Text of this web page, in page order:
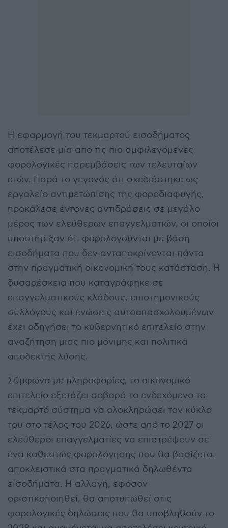
Η εφαρμογή του τεκμαρτού εισοδήματος
αποτέλεσε μία από τις πιο αμφιλεγόμενες
φορολογικές παρεμβάσεις των τελευταίων
ετών. Παρά το γεγονός ότι σχεδιάστηκε ως
εργαλείο αντιμετώπισης της φοροδιαφυγής,
προκάλεσε έντονες αντιδράσεις σε μεγάλο
μέρος των ελεύθερων επαγγελματιών, οι οποίοι
υποστήριξαν ότι φορολογούνται με βάση
εισοδήματα που δεν ανταποκρίνονται πάντα
στην πραγματική οικονομική τους κατάσταση. Η
δυσαρέσκεια που καταγράφηκε σε
επαγγελματικούς κλάδους, επιστημονικούς
συλλόγους και ενώσεις αυτοαπασχολουμένων
έχει οδηγήσει το κυβερνητικό επιτελείο στην
αναζήτηση μιας πιο μόνιμης και πολιτικά
αποδεκτής λύσης.
Σύμφωνα με πληροφορίες, το οικονομικό
επιτελείο εξετάζει σοβαρά το ενδεχόμενο το
τεκμαρτό σύστημα να ολοκληρώσει τον κύκλο
του στο τέλος του 2026, ώστε από το 2027 οι
ελεύθεροι επαγγελματίες να επιστρέψουν σε
ένα καθεστώς φορολόγησης που θα βασίζεται
αποκλειστικά στα πραγματικά δηλωθέντα
εισοδήματα. Η αλλαγή, εφόσον
οριστικοποιηθεί, θα αποτυπωθεί στις
φορολογικές δηλώσεις που θα υποβληθούν το